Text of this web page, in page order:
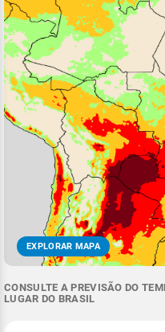
EXPLORAR MAPA
CONSULTE A PREVISÃO DO
LUGAR DO BRASIL